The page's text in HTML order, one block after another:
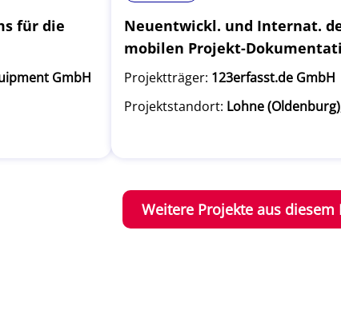
für die
GmbH
Neuentwickl. und Internat.
mobilen Projekt-
Projektträger: 123erfasst.de GmbH
Projektstandort: Lohne
Weitere Projekte aus diesem